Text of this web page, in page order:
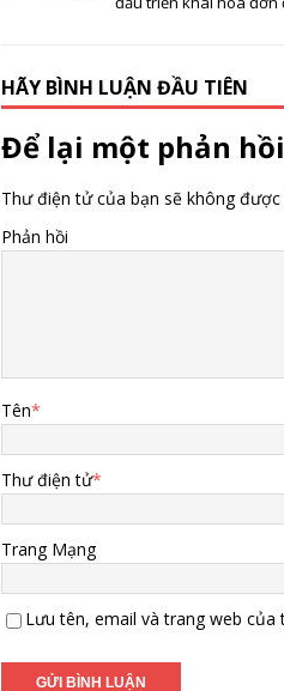
HÃY BÌNH LUẬN ĐẦU TIÊN
Để lại một phản hồi
Thư điện tử của bạn sẽ không
Phản hồi
Tên*
Thư điện tử*
Trang Mạng
Lưu tên, email và trang web